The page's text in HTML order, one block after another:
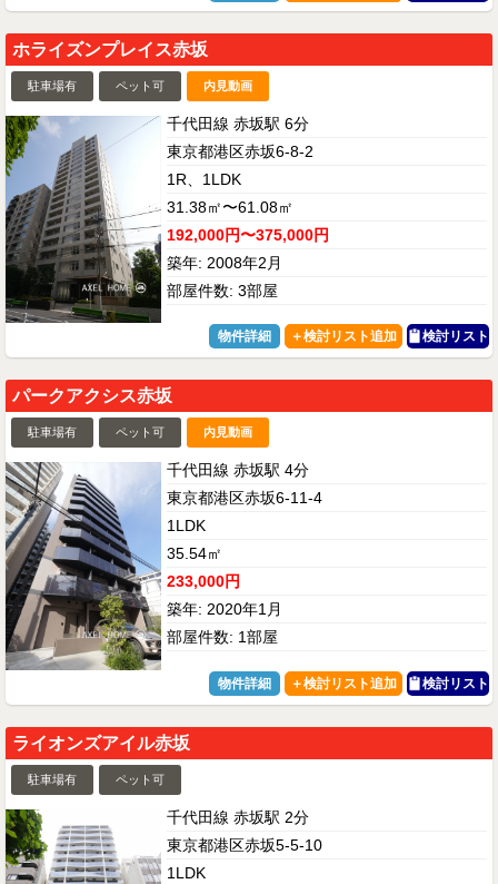
ホライズンプレイス赤坂
駐車場有 ペット可 内見動画
千代田線 赤坂駅 6分
東京都港区赤坂6-8-2
1R、1LDK
31.38㎡〜61.08㎡
192,000円〜375,000円
築年: 2008年2月
部屋件数: 3部屋
物件詳細 検討リスト
パークアクシス赤坂
駐車場有 ペット可 内見動画
千代田線 赤坂駅 4分
東京都港区赤坂6-11-4
1LDK
35.54㎡
233,000円
築年: 2020年1月
部屋件数: 1部屋
物件詳細 検討リスト
ライオンズアイル赤坂
駐車場有 ペット可
千代田線 赤坂駅 2分
東京都港区赤坂5-5-10
1LDK